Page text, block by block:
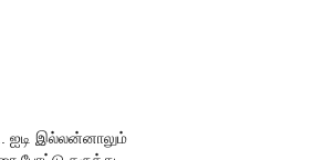
இல்லன்னாலும்